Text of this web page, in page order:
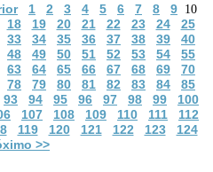
1 2 3 4 5 6 7 8 9 10
18 19 20 21 22 23 24
25
33 34 35 36 37 38 39
40
48 49 50 51 52 53 54
55
63 64 65 66 67 68 69
70
78 79 80 81 82 83 84
85
93 94 95 96 97 98 99
100
107 108 109 110 111
112
119 120 121 122 123
124
>>